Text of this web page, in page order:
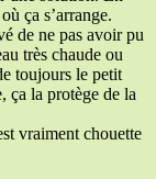
ça s’arrange.
de ne pas avoir pu
très chaude ou
toujours le petit
ça la protège de la
vraiment chouette